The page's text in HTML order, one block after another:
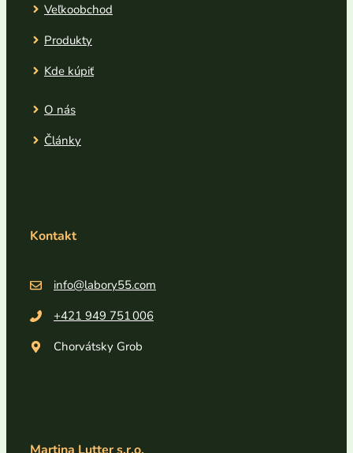
Veľkoobchod
Produkty
Kde kúpiť
O nás
Články
Kontakt
info@labory55.com
+421 949 751 006
Chorvátsky Grob